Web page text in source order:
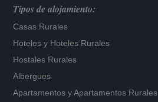
Tipos de alojamiento:
Casas Rurales
Hoteles y Hoteles Rurales
Hostales Rurales
Albergues
Apartamentos yApartamentos Rurales